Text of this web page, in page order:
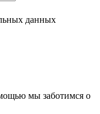
данных
мы заботимся о